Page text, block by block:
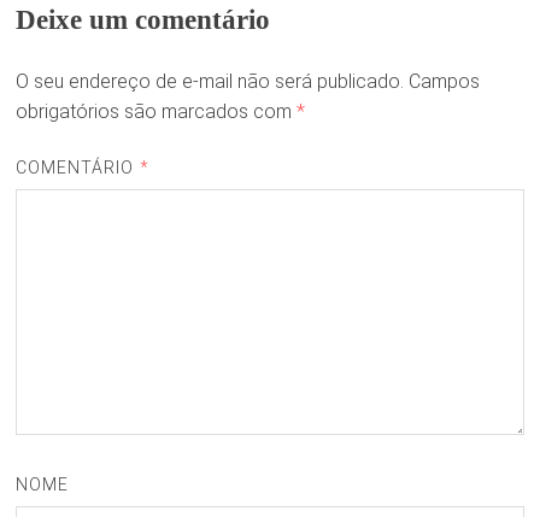
Deixe um comentário
O seu endereço de e-mail não será publicado. Campos
obrigatórios são marcados com *
COMENTÁRIO *
NOME